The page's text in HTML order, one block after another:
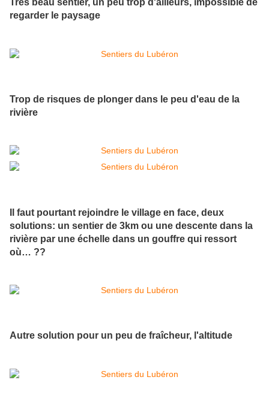
regarder le paysage
Trop de risques de plonger dans le peu d'eau de la
rivière
Il faut pourtant rejoindre le village en face, deux
solutions: un sentier de 3km ou une descente dans la
rivière par une échelle dans un gouffre qui ressort
où… ??
Autre solution pour un peu de fraîcheur, l'altitude